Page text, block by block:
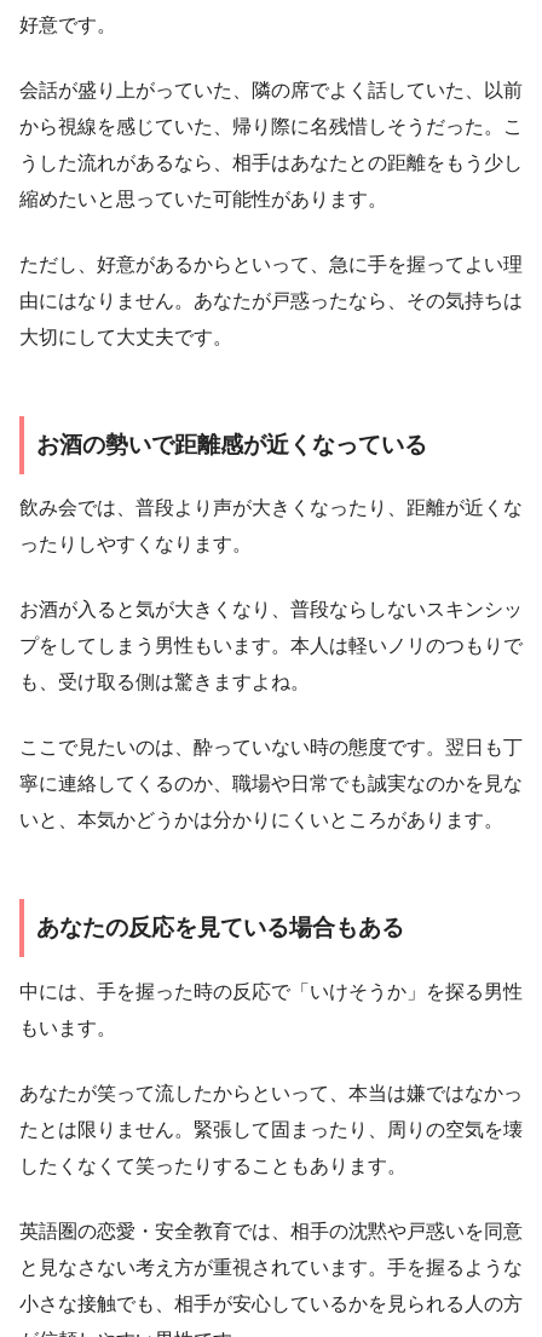
好意です。
会話が盛り上がっていた、隣の席でよく話していた、以前
から視線を感じていた、帰り際に名残惜しそうだった。こ
うした流れがあるなら、相手はあなたとの距離をもう少し
縮めたいと思っていた可能性があります。
ただし、好意があるからといって、急に手を握ってよい理
由にはなりません。あなたが戸惑ったなら、その気持ちは
大切にして大丈夫です。
お酒の勢いで距離感が近くなっている
飲み会では、普段より声が大きくなったり、距離が近くな
ったりしやすくなります。
お酒が入ると気が大きくなり、普段ならしないスキンシッ
プをしてしまう男性もいます。本人は軽いノリのつもりで
も、受け取る側は驚きますよね。
ここで見たいのは、酔っていない時の態度です。翌日も丁
寧に連絡してくるのか、職場や日常でも誠実なのかを見な
いと、本気かどうかは分かりにくいところがあります。
あなたの反応を見ている場合もある
中には、手を握った時の反応で「いけそうか」を探る男性
もいます。
あなたが笑って流したからといって、本当は嫌ではなかっ
たとは限りません。緊張して固まったり、周りの空気を壊
したくなくて笑ったりすることもあります。
英語圏の恋愛・安全教育では、相手の沈黙や戸惑いを同意
と見なさない考え方が重視されています。手を握るような
小さな接触でも、相手が安心しているかを見られる人の方